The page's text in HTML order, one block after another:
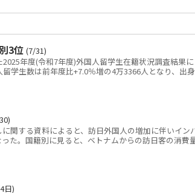
3位 (7/31)
年度(令和7年度)外国人留学生在籍状況調査結果
学生数は前年度比+7.0％増の4万3366人となり、出身
関する資料によると、訪日外国人の増加に伴いイン
た。国籍別に見ると、ベトナムからの訪日客の消費
日)